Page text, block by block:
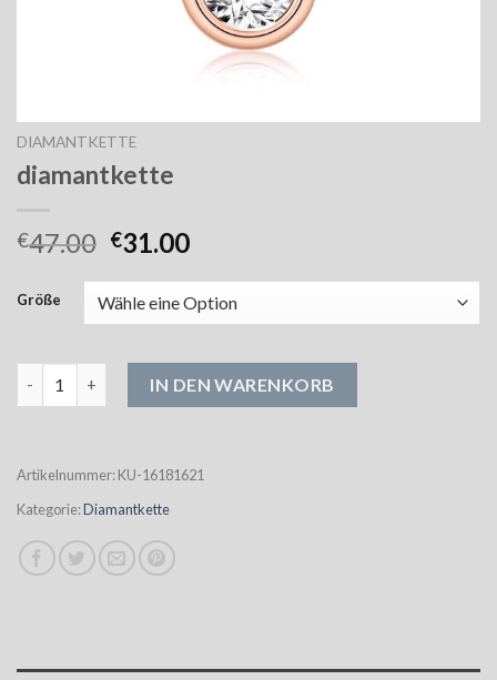
DIAMANTKETTE
diamantkette
€47.00 €31.00
Größe
IN DEN WARENKORB
Artikelnummer:KU-16181621
Kategorie:Diamantkette